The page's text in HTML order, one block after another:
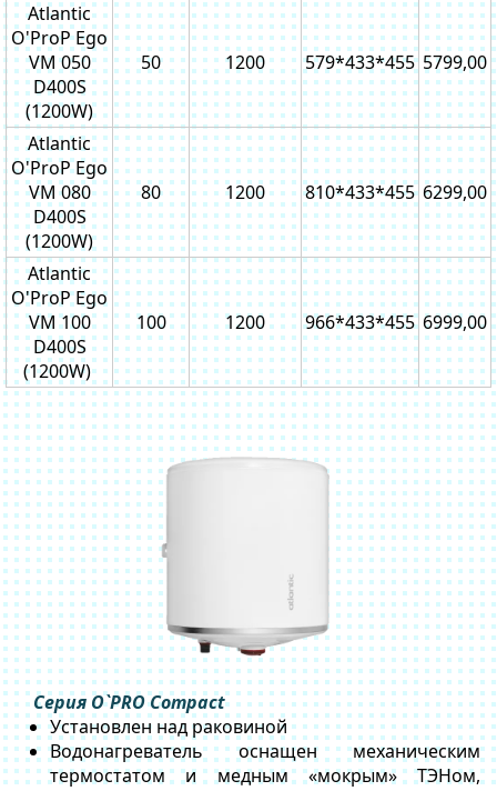
Atlantic
O'ProP Ego
VM 050
D400S
(1200W)
50 1200 579*433*455 5799,00
Atlantic
O'ProP Ego
VM 080
D400S
(1200W)
80 1200 810*433*455 6299,00
Atlantic
O'ProP Ego
VM 100
D400S
(1200W)
100 1200 966*433*455 6999,00
Серия O`PRO Compact
Установлен над раковиной
Водонагреватель оснащен механическим
термостатом и медным «мокрым» ТЭНом,